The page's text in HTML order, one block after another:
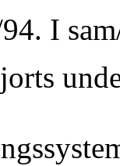
I